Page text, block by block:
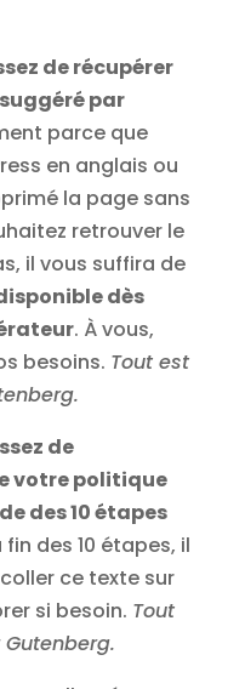
de récupérer
par
parce que
en anglais ou
la page sans
retrouver le
il vous suffira de
dès
. À vous,
besoins. Tout est
de
votre politique
des 10 étapes
fin des 10 étapes, il
ce texte sur
si besoin. Tout